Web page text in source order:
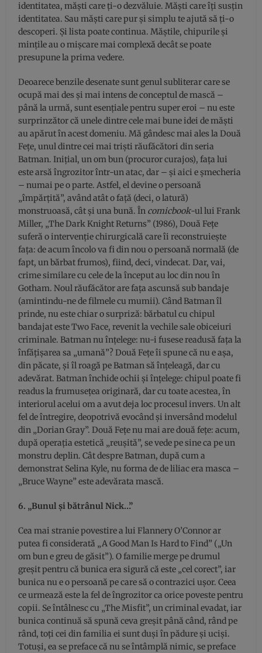
identitatea, măști care ți-o dezvăluie. Măști care îți susțin
identitatea. Sau măști care pur și simplu te ajută să ți-o
descoperi. Și lista poate continua. Măștile, chipurile și
mințile au o mișcare mai complexă decât se poate
presupune la prima vedere.
Deoarece benzile desenate sunt genul subliterar care se
ocupă mai des și mai intens de conceptul de mască –
până la urmă, sunt esențiale pentru super eroi – nu este
surprinzător că unele dintre cele mai bune idei de măști
au apărut în acest domeniu. Mă gândesc mai ales la Două
Fețe, unul dintre cei mai triști răufăcători din seria
Batman. Inițial, un om bun (procuror curajos), fața lui
este arsă îngrozitor într-un atac, dar – și aici e șmecheria
– numai pe o parte. Astfel, el devine o persoană
„împărțită”, având atât o față (deci, o latură)
monstruoasă, cât și una bună. În comicbook-ul lui Frank
Miller, „The Dark Knight Returns” (1986), Două Fețe
suferă o intervenție chirurgicală care îi reconstruiește
fața: de acum încolo va fi din nou o persoană normală (de
fapt, un bărbat frumos), fiind, deci, vindecat. Dar, vai,
crime similare cu cele de la început au loc din nou în
Gotham. Noul răufăcător are fața ascunsă sub bandaje
(amintindu-ne de filmele cu mumii). Când Batman îl
prinde, nu este chiar o surpriză: bărbatul cu chipul
bandajat este Two Face, revenit la vechile sale obiceiuri
criminale. Batman nu înțelege: nu-i fusese readusă fața la
înfățișarea sa „umană”? Două Fețe îi spune că nu e așa,
din păcate, și îl roagă pe Batman să înțeleagă, dar cu
adevărat. Batman închide ochii și înțelege: chipul poate fi
readus la frumusețea originară, dar cu toate acestea, în
interiorul acelui om a avut deja loc procesul invers. Un alt
fel de întregire, deopotrivă evocând și inversând modelul
din „Dorian Gray”. Două Fețe nu mai are două fețe: acum,
după operația estetică „reușită”, se vede pe sine ca pe un
monstru deplin. Cât despre Batman, după cum a
demonstrat Selina Kyle, nu forma de de liliac era masca –
„Bruce Wayne” este adevărata mască.
6. „Bunul și bătrânul Nick…”
Cea mai stranie povestire a lui Flannery O’Connor ar
putea fi considerată „A Good Man Is Hard to Find” („Un
om bun e greu de găsit”). O familie merge pe drumul
greșit pentru că bunica era sigură că este „cel corect”, iar
bunica nu e o persoană pe care să o contrazici ușor. Ceea
ce urmează este la fel de îngrozitor ca orice poveste pentru
copii. Se întâlnesc cu „The Misfit”, un criminal evadat, iar
bunica continuă să spună ceva greșit până când, rând pe
rând, toți cei din familia ei sunt duși în pădure și uciși.
Totuși, ea se preface că nu se întâmplă nimic, se preface